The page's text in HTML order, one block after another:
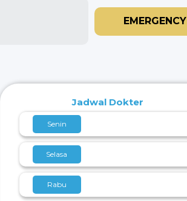
EMERGENCY
Jadwal Dokter
Senin
Selasa
Rabu